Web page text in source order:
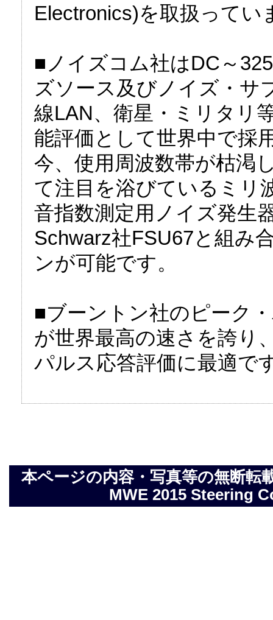
Electronics)を取扱ってい
■ノイズコム社はDC～
ズソース及びノイズ・サ
線LAN、衛星・ミリタリ
能評価として世界中で採
今、使用周波数帯が枯渇
て注目を浴びているミリ
音指数測定用ノイズ発生
Schwarz社FSU67と組み
ンが可能です。
■ブーントン社のピーク
が世界最高の速さを誇り
パルス応答評価に最適で
本ページの内容・写真等の無断
MWE 2015 Steering